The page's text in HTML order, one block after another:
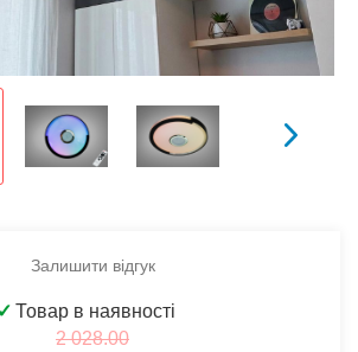
Залишити відгук
✓ Товар в наявності
2 028.00